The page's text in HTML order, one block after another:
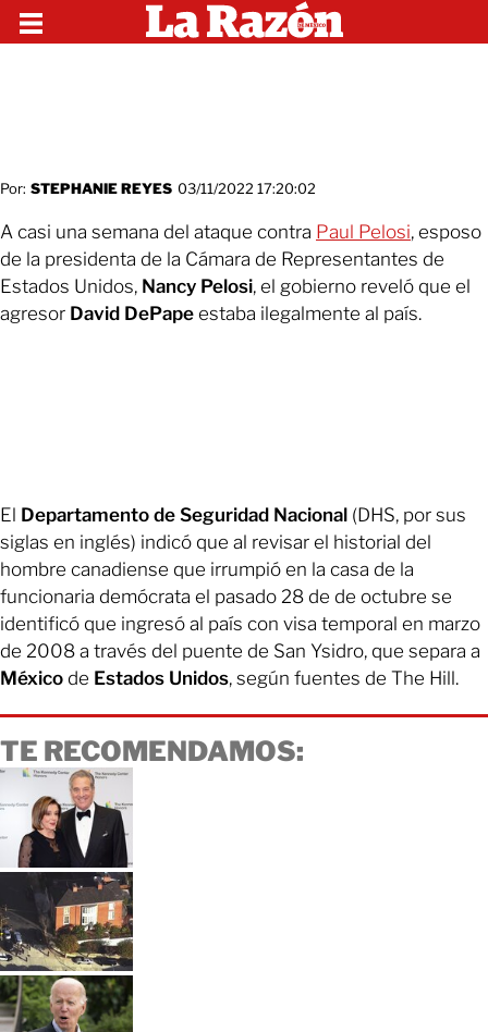
Por: STEPHANIE REYES 03/11/2022 17:20:02
A casi una semana del ataque contra Paul Pelosi, esposo
de la presidenta de la Cámara de Representantes de
Estados Unidos, Nancy Pelosi, el gobierno reveló que el
agresor David DePape estaba ilegalmente al país.
El Departamento de Seguridad Nacional (DHS, por sus
siglas en inglés) indicó que al revisar el historial del
hombre canadiense que irrumpió en la casa de la
funcionaria demócrata el pasado 28 de de octubre se
identificó que ingresó al país con visa temporal en marzo
de 2008 a través del puente de San Ysidro, que separa a
México de Estados Unidos, según fuentes de The Hill.
TE RECOMENDAMOS: